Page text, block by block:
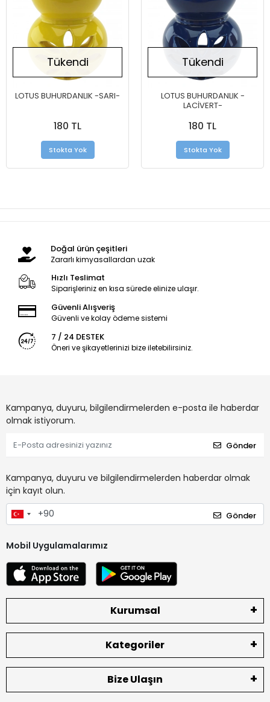
Tükendi
LOTUS BUHURDANLIK -SARI-
180 TL
Stokta Yok
Tükendi
LOTUS BUHURDANLIK -
LACİVERT-
180 TL
Stokta Yok
Doğal ürün çeşitleri
Zararlı kimyasallardan uzak
Hızlı Teslimat
Siparişleriniz en kısa sürede elinize ulaşır.
Güvenli Alışveriş
Güvenli ve kolay ödeme sistemi
7 / 24 DESTEK
Öneri ve şikayetlerinizi bize iletebilirsiniz.
Kampanya, duyuru, bilgilendirmelerden e-posta ile haberdar
olmak istiyorum.
Gönder
Kampanya, duyuru ve bilgilendirmelerden haberdar olmak
için kayıt olun.
Gönder
Mobil Uygulamalarımız
Kurumsal
Kategoriler
Bize Ulaşın